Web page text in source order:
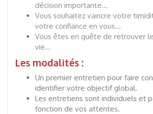
décision importante…
Vous souhaitez vaincre votre
votre confiance en vous…
Vous êtes en quête de retrouver
vie…
Les modalités :
Un premier entretien pour faire
identifier votre objectif global.
Les entretiens sont individuels et
fonction de vos attentes.